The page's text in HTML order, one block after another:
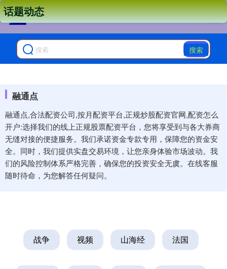
搜索
融通点
融通点,合法配资公司,按月配资平台,正规炒股配资官网,配资怎么
开户:选择我们的线上正规股票配资平台，您将享受到与各大券商
无缝对接的便捷服务。我们承诺资金专款专用，保障您的资金安
全。同时，我们提供实盘交易环境，让您亲身体验市场波动。我
们的风险控制体系严格完善，确保您的投资安全无虞。在线客服
随时待命，为您解答任何疑问。
话题动态
战争 视频 山海经 法国